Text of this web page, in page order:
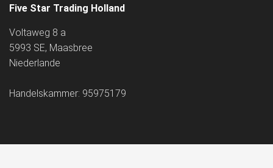
Five Star Trading Holland
Voltaweg 8 a
5993 SE, Maasbree
Niederlande
Handelskammer: 95975179